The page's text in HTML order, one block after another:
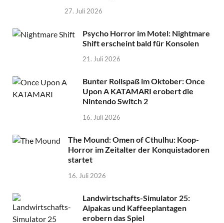
27. Juli 2026
Psycho Horror im Motel: Nightmare
Shift erscheint bald für Konsolen
21. Juli 2026
Bunter Rollspaß im Oktober: Once
Upon A KATAMARI erobert die
Nintendo Switch 2
16. Juli 2026
The Mound: Omen of Cthulhu: Koop-
Horror im Zeitalter der Konquistadoren
startet
16. Juli 2026
Landwirtschafts-Simulator 25:
Alpakas und Kaffeeplantagen
erobern das Spiel